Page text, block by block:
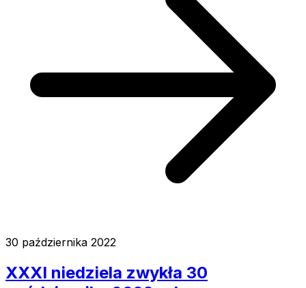
30 października 2022
XXXI niedziela zwykła 30